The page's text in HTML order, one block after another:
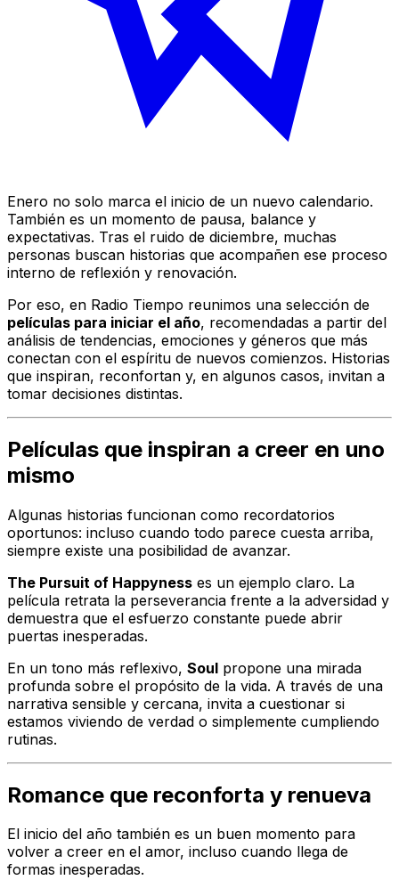
Enero no solo marca el inicio de un nuevo calendario.
También es un momento de pausa, balance y
expectativas. Tras el ruido de diciembre, muchas
personas buscan historias que acompañen ese proceso
interno de reflexión y renovación.
Por eso, en Radio Tiempo reunimos una selección de
películas para iniciar el año, recomendadas a partir del
análisis de tendencias, emociones y géneros que más
conectan con el espíritu de nuevos comienzos. Historias
que inspiran, reconfortan y, en algunos casos, invitan a
tomar decisiones distintas.
Películas que inspiran a creer en uno
mismo
Algunas historias funcionan como recordatorios
oportunos: incluso cuando todo parece cuesta arriba,
siempre existe una posibilidad de avanzar.
The Pursuit of Happyness es un ejemplo claro. La
película retrata la perseverancia frente a la adversidad y
demuestra que el esfuerzo constante puede abrir
puertas inesperadas.
En un tono más reflexivo, Soul propone una mirada
profunda sobre el propósito de la vida. A través de una
narrativa sensible y cercana, invita a cuestionar si
estamos viviendo de verdad o simplemente cumpliendo
rutinas.
Romance que reconforta y renueva
El inicio del año también es un buen momento para
volver a creer en el amor, incluso cuando llega de
formas inesperadas.